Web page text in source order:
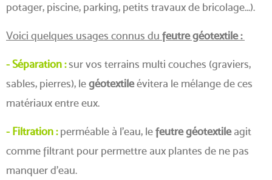
potager, piscine, parking, petits travaux de bricolage...).
Voici quelques usages connus du feutre géotextile :
- Séparation :sur vos terrains multi couches (graviers,
sables, pierres), legéotextileévitera le mélange de ces
matériaux entre eux.
- Filtration :perméable à l'eau, lefeutre géotextileagit
comme filtrant pour permettre aux plantes de ne pas
manquer d'eau.